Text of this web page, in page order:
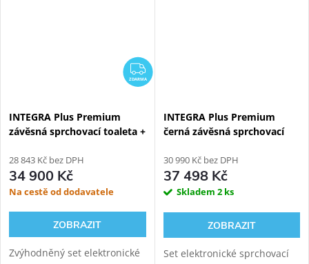
ZDARMA
ZDARMA
INTEGRA Plus Premium
závěsná sprchovací toaleta +
28 843 Kč bez DPH
34 900 Kč
Na cestě od dodavatele
ZOBRAZIT
Zvýhodněný set elektronické
INTEGRA Plus Premium
černá závěsná sprchovací
111.925.00.6
30 990 Kč bez DPH
37 498 Kč
Skladem 2 ks
ZOBRAZIT
Set elektronické sprchovací